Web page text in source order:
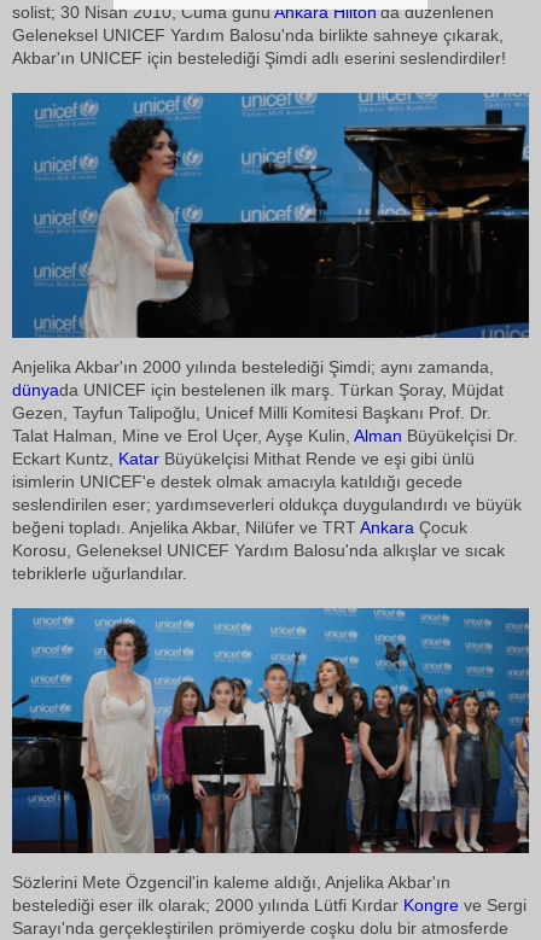
solist; 30 Nisan 2010, Cuma günüAnkara Hilton'da düzenlenen
Geleneksel UNICEF Yardım Balosu'nda birlikte sahneye çıkarak,
Akbar'ın UNICEF için bestelediği Şimdi adlı eserini seslendirdiler!
Anjelika Akbar'ın 2000 yılında bestelediği Şimdi; aynı zamanda,
dünyada UNICEF için bestelenen ilk marş. Türkan Şoray, Müjdat
Gezen, Tayfun Talipoğlu, Unicef Milli Komitesi Başkanı Prof. Dr.
Talat Halman, Mine ve Erol Uçer, Ayşe Kulin, Alman Büyükelçisi Dr.
Eckart Kuntz, Katar Büyükelçisi Mithat Rende ve eşi gibi ünlü
isimlerin UNICEF'e destek olmak amacıyla katıldığı gecede
seslendirilen eser; yardımseverleri oldukça duygulandırdı ve büyük
beğeni topladı. Anjelika Akbar, Nilüfer ve TRTAnkara Çocuk
Korosu, Geleneksel UNICEF Yardım Balosu'nda alkışlar ve sıcak
tebriklerle uğurlandılar.
Sözlerini Mete Özgencil'in kaleme aldığı, Anjelika Akbar'ın
bestelediği eser ilk olarak; 2000 yılında Lütfi Kırdar Kongre ve Sergi
Sarayı'nda gerçekleştirilen prömiyerde coşku dolu bir atmosferde